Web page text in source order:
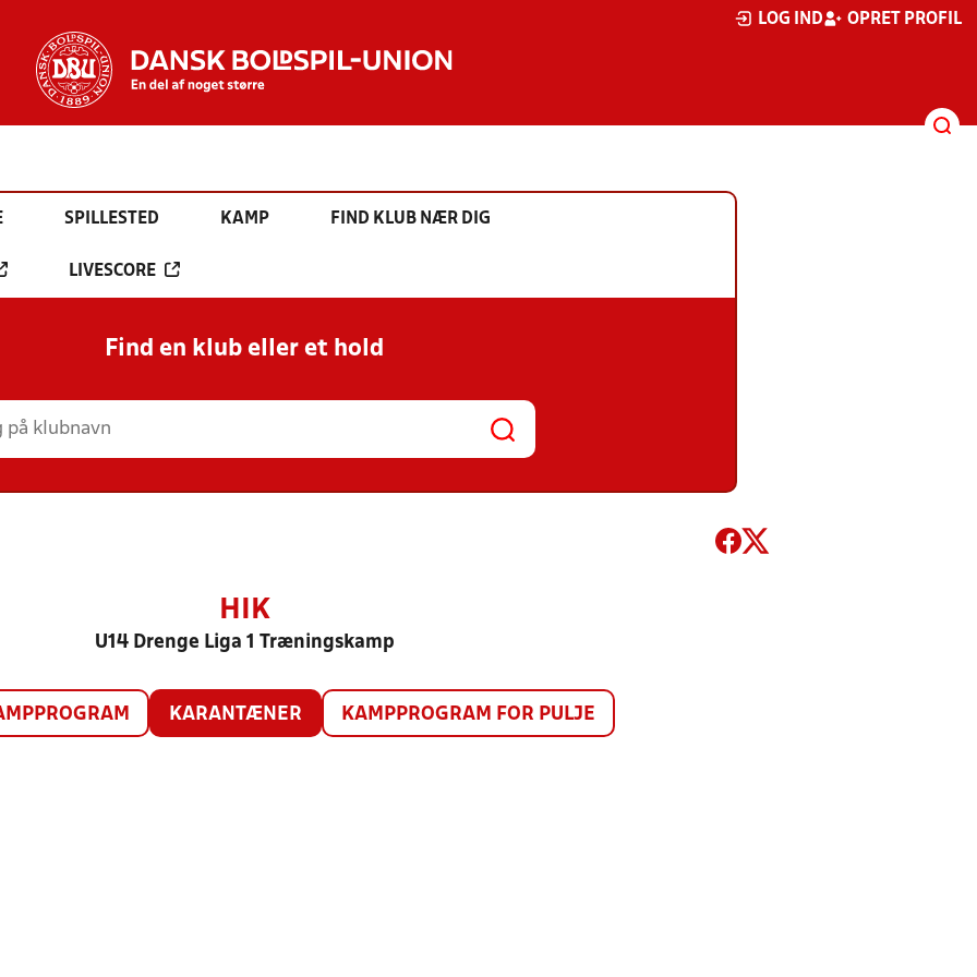
LOG IND OPRET PROFIL
SPILLESTED KAMP FIND KLUB NÆR DIG
LIVESCORE
Find en klub eller et hold
HIK
U14 Drenge Liga 1 Træningskamp
KARANTÆNER KAMPPROGRAM FOR PULJE